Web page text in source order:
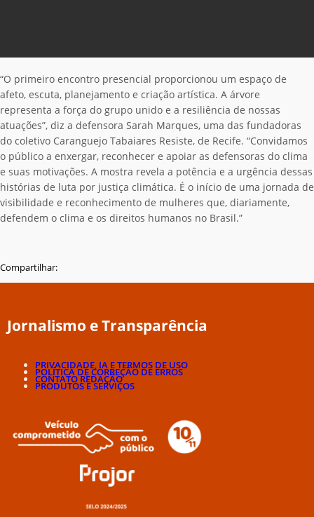
“O primeiro encontro presencial proporcionou um espaço de
afeto, escuta, planejamento e criação artística. A árvore
representa a força do grupo unido e a resiliência de nossas
atuações”, diz a defensora Sarah Marques, uma das fundadoras
do coletivo Caranguejo Tabaiares Resiste, de Recife. “Convidamos
o público a enxergar, reconhecer e apoiar as defensoras do clima
e suas motivações. A mostra revela a potência e a urgência dessas
histórias de luta por justiça climática. É o início de uma jornada de
visibilidade e reconhecimento de mulheres que, diariamente,
defendem o clima e os direitos humanos no Brasil.”
Compartilhar:
Jornalismo e Transparência
PRIVACIDADE, IA E TERMOS DE USO
POLÍTICA DE CORREÇÃO DE ERROS
CONTATO REDAÇÃO
PRODUTOS E SERVIÇOS